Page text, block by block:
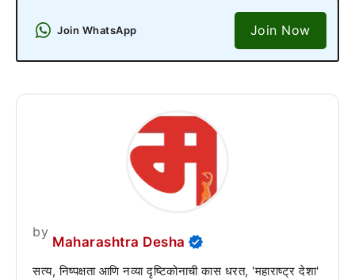
Join WhatsApp Join Now
by
Maharashtra Desha
सत्य, निष्पक्षता आणि नव्या दृष्टिकोनाची कास धरत, 'महाराष्ट्र देशा'